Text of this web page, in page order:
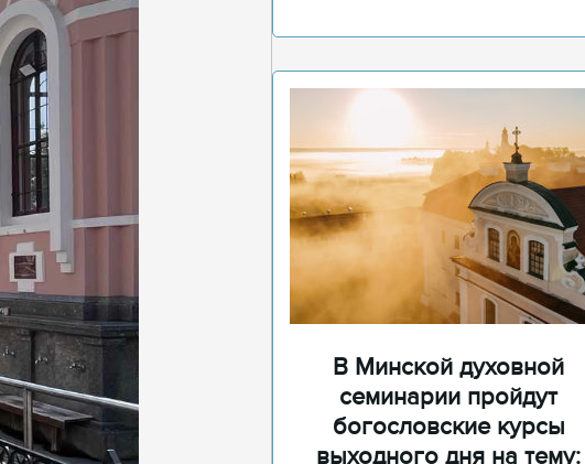
В Минской духовной
семинарии пройдут
богословские курсы
выходного дня на тему: